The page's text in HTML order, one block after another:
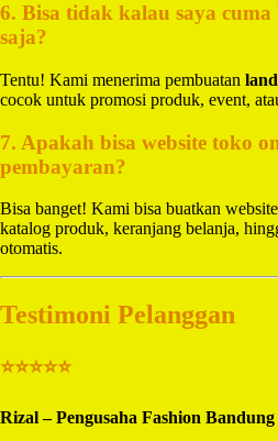
6. Bisa tidak kalau saya
saja?
Tentu! Kami menerima pembuatan
cocok untuk promosi produk, event,
7. Apakah bisa website toko
pembayaran?
Bisa banget! Kami bisa buatkan
katalog produk, keranjang belanja,
otomatis.
Testimoni Pelanggan
⭐⭐⭐⭐⭐
Rizal – Pengusaha Fashion Bandung